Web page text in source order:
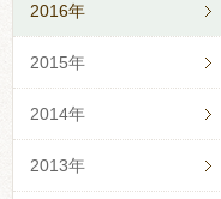
2016年
2015年
2014年
2013年